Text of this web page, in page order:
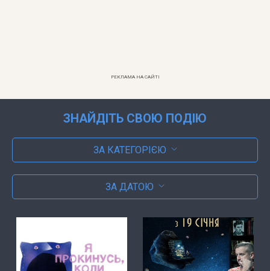
РЕКЛАМА НА САЙТІ
ЗНАЙДІТЬ СВОЮ ПОДІЮ
ЗА КАТЕГОРІЄЮ
ЗА ДАТОЮ